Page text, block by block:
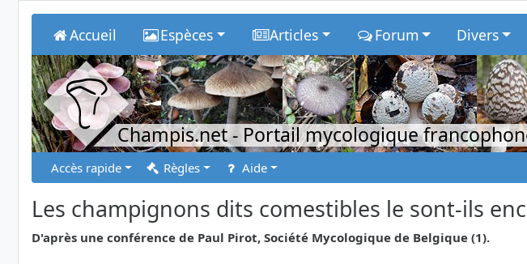
Accueil Espèces Articles Forum Divers
Champis.net- Portail mycologique
Accès rapide Règles Aide
Les champignons dits comestibles le sont-ils
D'après une conférence de Paul Pirot, Société Mycologique de Belgique (1).